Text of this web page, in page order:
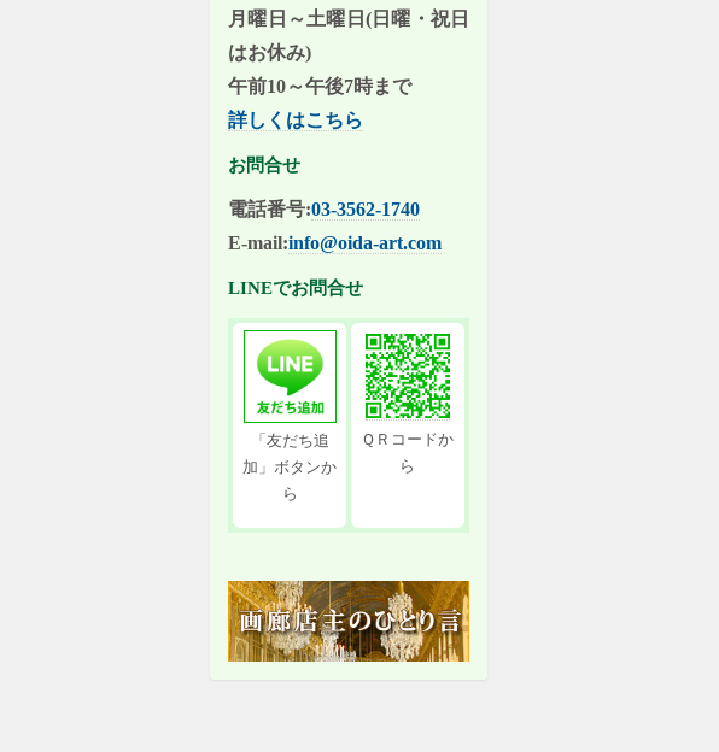
月曜日～土曜日(日曜・祝日
はお休み)
午前10～午後7時まで
詳しくはこちら
お問合せ
電話番号:03-3562-1740
E-mail:info@oida-art.com
LINEでお問合せ
「友だち追
加」ボタンか
ら
ＱＲコードか
ら